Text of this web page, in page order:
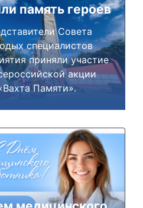
память героев
Совета
специалистов
приняли участие
акции
Памяти».